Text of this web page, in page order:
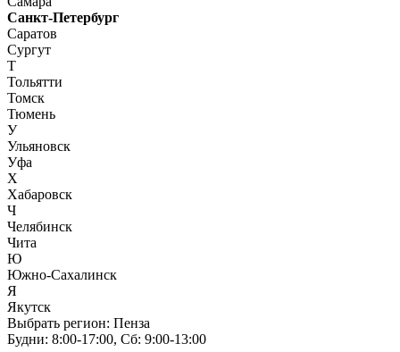
Санкт-Петербург
Саратов
Сургут
Т
Тольятти
Томск
Тюмень
У
Ульяновск
Уфа
Х
Хабаровск
Ч
Челябинск
Чита
Ю
Южно-Сахалинск
Я
Якутск
Выбрать регион: Пенза
Будни: 8:00‑17:00, Сб: 9:00‑13:00